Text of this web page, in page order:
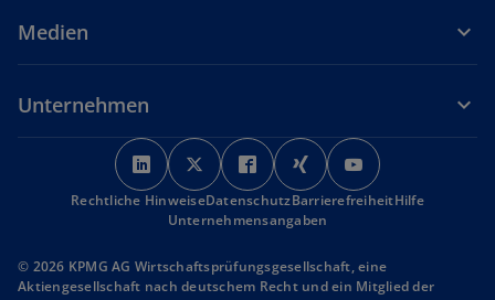
Medien
Unternehmen
w
i
r
d
n
w
i
r
d
n
w
i
r
d
n
w
i
r
i
n
i
r
n
Rechtliche HinweiseDatenschutzBarrierefreiheitHilfe
Unternehmensangaben
© 2026 KPMG AG Wirtschaftsprüfungsgesellschaft, eine
Aktiengesellschaft nach deutschem Recht und ein Mitglied der